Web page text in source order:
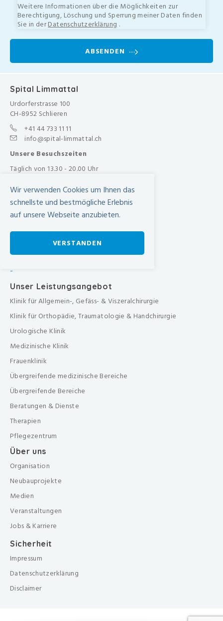
Weitere Informationen über die Möglichkeiten zur
Berechtigung, Löschung und Sperrung meiner Daten finden
Sie in derDatenschutzerklärung.
ABSENDEN
Spital Limmattal
Urdorferstrasse 100
CH-8952 Schlieren
+41 44 733 11 11
info@spital-limmattal.ch
Unsere Besuchszeiten
Täglich von 13.30 - 20.00 Uhr
Anfahrt
SBB Online-Fahrplan ›
Wegbeschreibung in Google Maps
Unser Leistungsangebot
Klinik für Allgemein-, Gefäss- & Viszeralchirurgie
Klinik für Orthopädie, Traumatologie & Handchirurgie
Urologische Klinik
Medizinische Klinik
Frauenklinik
Übergreifende medizinische Bereiche
Übergreifende Bereiche
Beratungen & Dienste
Therapien
Pflegezentrum
Über uns
Organisation
Neubauprojekte
Medien
Veranstaltungen
Jobs & Karriere
Sicherheit
Impressum
Datenschutzerklärung
Disclaimer
Wir verwenden Cookies um Ihnen das
schnellste und bestmögliche Erlebnis
auf unsere Webseite anzubieten.
VERSTANDEN
-